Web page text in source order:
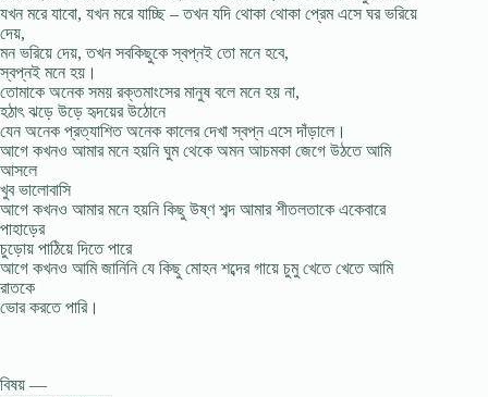
যখন মরে যাবো, যখন মরে যাচ্ছি – তখন যদি থোকা থোকা প্রেম এসে ঘর ভরিয়ে
দেয়,
মন ভরিয়ে দেয়, তখন সবকিছুকে স্বপ্নই তো মনে হবে,
স্বপ্নই মনে হয়।
তোমাকে অনেক সময় রক্তমাংসের মানুষ বলে মনে হয় না,
হঠাৎ ঝড়ে উড়ে হৃদয়ের উঠোনে
যেন অনেক প্রত্যাশিত অনেক কালের দেখা স্বপ্ন এসে দাঁড়ালে।
আগে কখনও আমার মনে হয়নি ঘুম থেকে অমন আচমকা জেগে উঠতে আমি
আসলে
খুব ভালোবাসি
আগে কখনও আমার মনে হয়নি কিছু উষ্ণ শব্দ আমার শীতলতাকে একেবারে
পাহাড়ের
চুড়োয় পাঠিয়ে দিতে পারে
আগে কখনও আমি জানিনি যে কিছু মোহন শব্দের গায়ে চুমু খেতে খেতে আমি
রাতকে
ভোর করতে পারি।
বিষয় —